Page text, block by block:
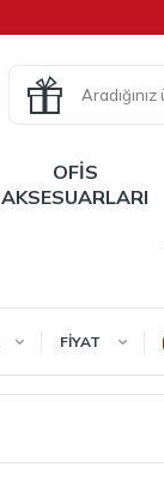
OFIS
AKSESUARLARI
FIYAT